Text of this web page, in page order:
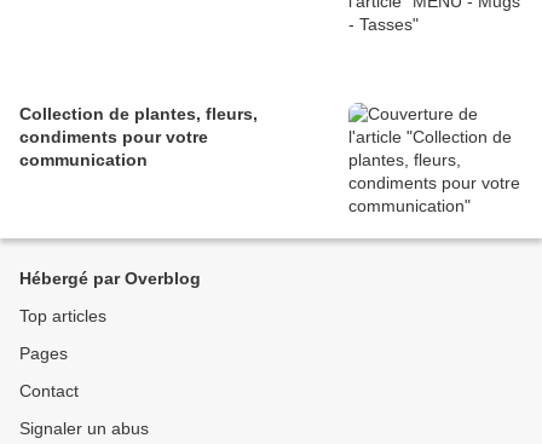
Collection de plantes, fleurs,
condiments pour votre
communication
Hébergé par Overblog
Top articles
Pages
Contact
Signaler un abus